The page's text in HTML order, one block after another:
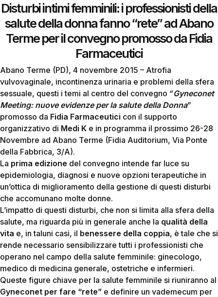
Disturbi intimi femminili: i professionisti della
salute della donna fanno “rete” ad Abano
Terme per il convegno promosso da Fidia
Farmaceutici
Abano Terme (PD), 4 novembre 2015 – Atrofia
vulvovaginale, incontinenza urinaria e problemi della sfera
sessuale, questi i temi al centro del convegno “Gyneconet
Meeting: nuove evidenze per la salute della Donna”
promosso da Fidia Farmaceutici con il supporto
organizzativo di Medi K e in programma il prossimo 26-28
Novembre ad Abano Terme (Fidia Auditorium, Via Ponte
della Fabbrica, 3/A).
La prima edizione del convegno intende far luce su
epidemiologia, diagnosi e nuove opzioni terapeutiche in
un’ottica di miglioramento della gestione di questi disturbi
che accomunano molte donne.
L’impatto di questi disturbi, che non si limita alla sfera della
salute, ma riguarda più in generale anche la qualità della
vita e, in taluni casi, il benessere della coppia, è tale che si
rende necessario sensibilizzare tutti i professionisti che
operano nel campo della salute femminile: ginecologo,
medico di medicina generale, ostetriche e infermieri.
Queste figure chiave per la salute femminile si riuniranno al
Gyneconet per fare “rete” e definire un vademecum per